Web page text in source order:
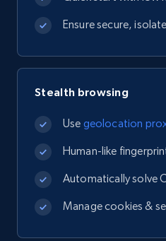
Ensure secure,
Stealth browsing
Use geolocation
Human-like
Automatically solve
Manage cookies &